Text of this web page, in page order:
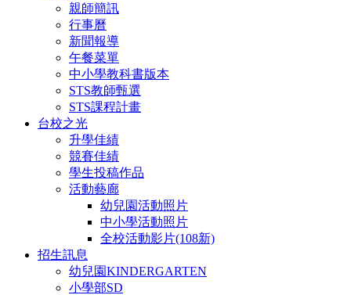
親師簡訊
行事曆
新聞報導
午餐菜單
中小學教科書版本
STS教師甄選
STS課程計畫
台校之光
升學佳績
競賽佳績
學生投稿作品
活動藝廊
幼兒園活動照片
中小學活動照片
全校活動影片(108新)
招生訊息
幼兒園KINDERGARTEN
小學部SD